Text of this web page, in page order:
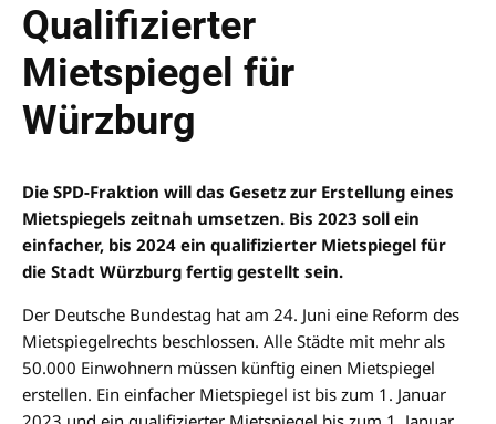
Qualifizierter
Mietspiegel für
Würzburg
Die SPD-Fraktion will das Gesetz zur Erstellung eines
Mietspiegels zeitnah umsetzen. Bis 2023 soll ein
einfacher, bis 2024 ein qualifizierter Mietspiegel für
die Stadt Würzburg fertig gestellt sein.
Der Deutsche Bundestag hat am 24. Juni eine Reform des
Mietspiegelrechts beschlossen. Alle Städte mit mehr als
50.000 Einwohnern müssen künftig einen Mietspiegel
erstellen. Ein einfacher Mietspiegel ist bis zum 1. Januar